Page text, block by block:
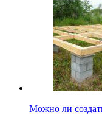
Можно ли